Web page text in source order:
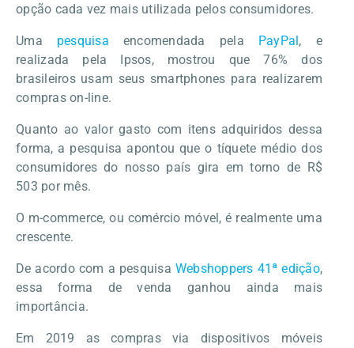
opção cada vez mais utilizada pelos consumidores.
Uma pesquisa encomendada pela PayPal, e
realizada pela Ipsos, mostrou que 76% dos
brasileiros usam seus smartphones para realizarem
compras on-line.
Quanto ao valor gasto com itens adquiridos dessa
forma, a pesquisa apontou que o tíquete médio dos
consumidores do nosso país gira em torno de R$
503 por mês.
O m-commerce, ou comércio móvel, é realmente uma
crescente.
De acordo com a pesquisa Webshoppers 41ª edição,
essa forma de venda ganhou ainda mais
importância.
Em 2019 as compras via dispositivos móveis